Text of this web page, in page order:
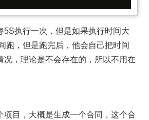
5S执行一次，但是如果执行时间大
跑，但是跑完后，他会自己把时间
况，理论是不会存在的，所以不用在
项目，大概是生成一个合同，这个合